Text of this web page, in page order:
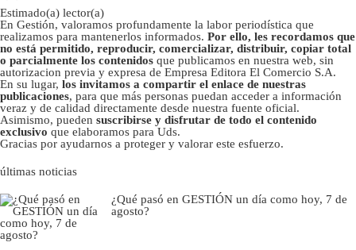
Estimado(a) lector(a)
En Gestión, valoramos profundamente la labor periodística que
realizamos para mantenerlos informados. Por ello, les recordamos que
no está permitido, reproducir, comercializar, distribuir, copiar total
o parcialmente los contenidos que publicamos en nuestra web, sin
autorizacion previa y expresa de Empresa Editora El Comercio S.A.
En su lugar, los invitamos a compartir el enlace de nuestras
publicaciones, para que más personas puedan acceder a información
veraz y de calidad directamente desde nuestra fuente oficial.
Asimismo, pueden suscribirse y disfrutar de todo el contenido
exclusivo que elaboramos para Uds.
Gracias por ayudarnos a proteger y valorar este esfuerzo.
últimas noticias
¿Qué pasó en GESTIÓN un día como hoy, 7 de
agosto?